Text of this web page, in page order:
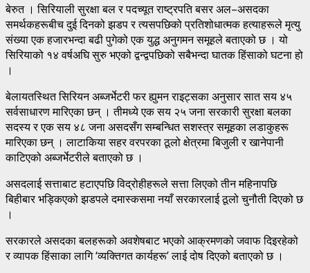
बेरुत । सिरियाली सुरक्षा बल र पदच्यूत राष्ट्रपति बसर अल–असदका
समर्थकहरूबीच दुई दिनको झडप र त्यसपछिको प्रतिशोधात्मक हत्याहरूले मृत्यु
संख्या एक हजारभन्दा बढी पुगेको एक युद्ध अनुगमन समूहले बताएको छ । यो
सिरियाको १४ वर्षअघि सुरु भएको द्वन्द्वपछिको सबैभन्दा घातक हिंसाको घटना हो
।
बेलायतस्थित सिरियन अब्जर्भेटरी फर ह्युमन राइट्सका अनुसार सात सय ४५
सर्वसाधारण मारिएका छन् । तीमध्ये एक सय २५ जना सरकारी सुरक्षा बलका
सदस्य र एक सय ४८ जना असदसँग सम्बन्धित सशस्त्र समूहका लडाकुहरू
मारिएका छन् । लाटाकिया सहर वरपरका ठूलो क्षेत्रमा बिजुली र खानेपानी
काटिएको अब्जर्भेटरीले बताएको छ ।
असदलाई सत्ताबाट हटाएपछि विद्रोहीहरूले सत्ता लिएको तीन महिनापछि
बिहीबार भड्किएको झडपले दमास्कसमा नयाँ सरकारलाई ठूलो चुनौती दिएको छ
।
सरकारले असदका बलहरूको अवशेषबाट भएको आक्रमणको जवाफ दिइरहेको
र व्यापक हिंसाका लागि ‘व्यक्तिगत कार्यहरू’ लाई दोष दिएको बताएको छ ।